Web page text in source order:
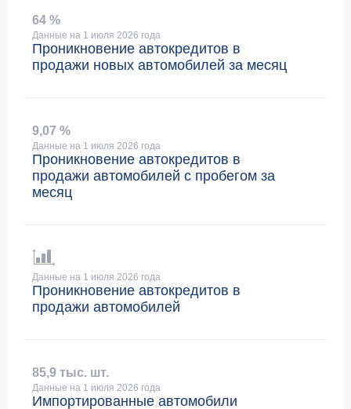
64 %
Данные на 1 июля 2026 года
Проникновение автокредитов в
продажи новых автомобилей за месяц
9,07 %
Данные на 1 июля 2026 года
Проникновение автокредитов в
продажи автомобилей с пробегом за
месяц
Данные на 1 июля 2026 года
Проникновение автокредитов в
продажи автомобилей
85,9 тыс. шт.
Данные на 1 июля 2026 года
Импортированные автомобили